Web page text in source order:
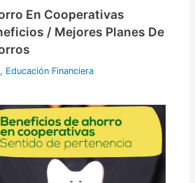
En Cooperativas
/ Mejores Planes De
, Educación Financiera